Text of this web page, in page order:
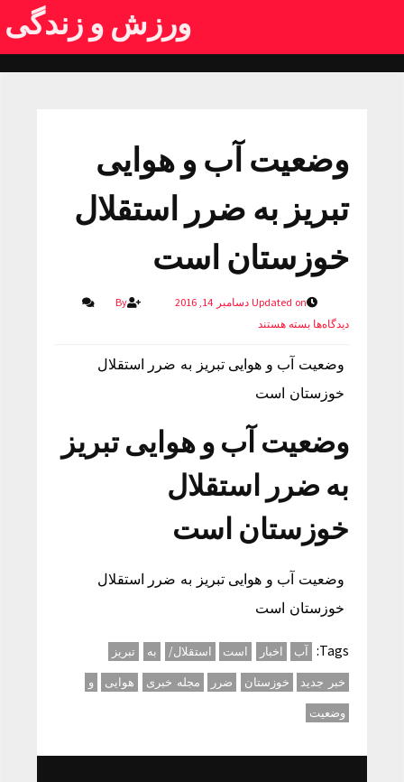
ورزش و زندگی
وضعیت آب و هوایی
تبریز به ضرر استقلال
خوزستان است
Updated on دسامبر 14, 2016
By
دیدگاه‌هابسته هستند
وضعیت آب و هوایی تبریز به ضرر استقلال
خوزستان است
وضعیت آب و هوایی تبریز
به ضرر استقلال
خوزستان است
وضعیت آب و هوایی تبریز به ضرر استقلال
خوزستان است
Tags: آب اخبار است استقلال/ به
تبریز
خبر جدید
خوزستان ضرر مجله خبری هوایی
و
وضعیت